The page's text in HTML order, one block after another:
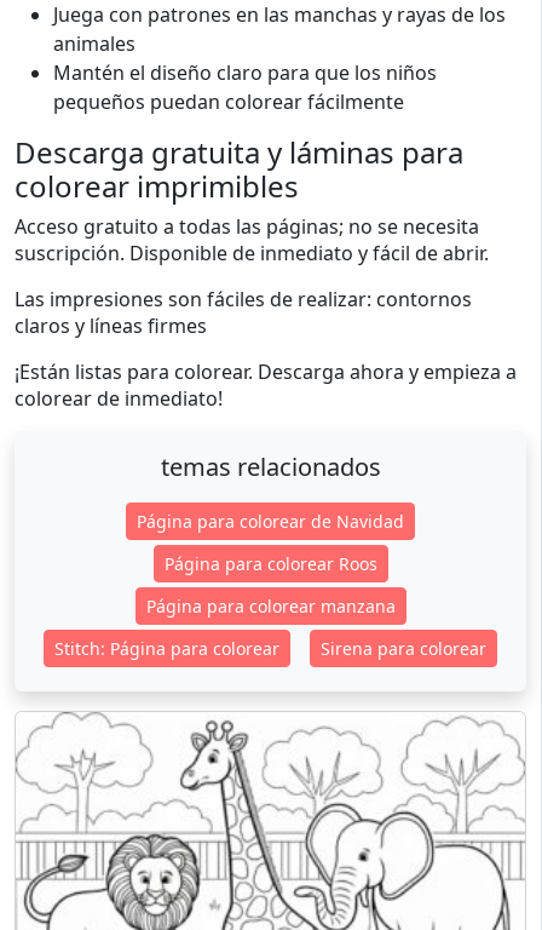
Juega con patrones en las manchas y rayas de los
animales
Mantén el diseño claro para que los niños
pequeños puedan colorear fácilmente
Descarga gratuita y láminas para
colorear imprimibles
Acceso gratuito a todas las páginas; no se necesita
suscripción. Disponible de inmediato y fácil de abrir.
Las impresiones son fáciles de realizar: contornos
claros y líneas firmes
¡Están listas para colorear. Descarga ahora y empieza a
colorear de inmediato!
temas relacionados
Página para colorear de Navidad
Página para colorear Roos
Página para colorear manzana
Stitch: Página para colorear
Sirena para colorear